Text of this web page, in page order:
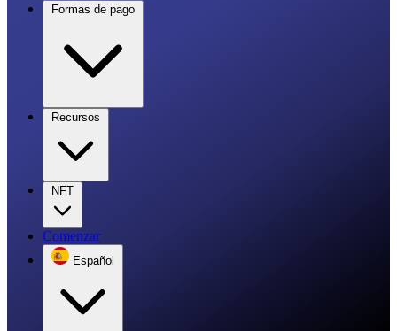
Formas de pago
Recursos
NFT
Comenzar
Español